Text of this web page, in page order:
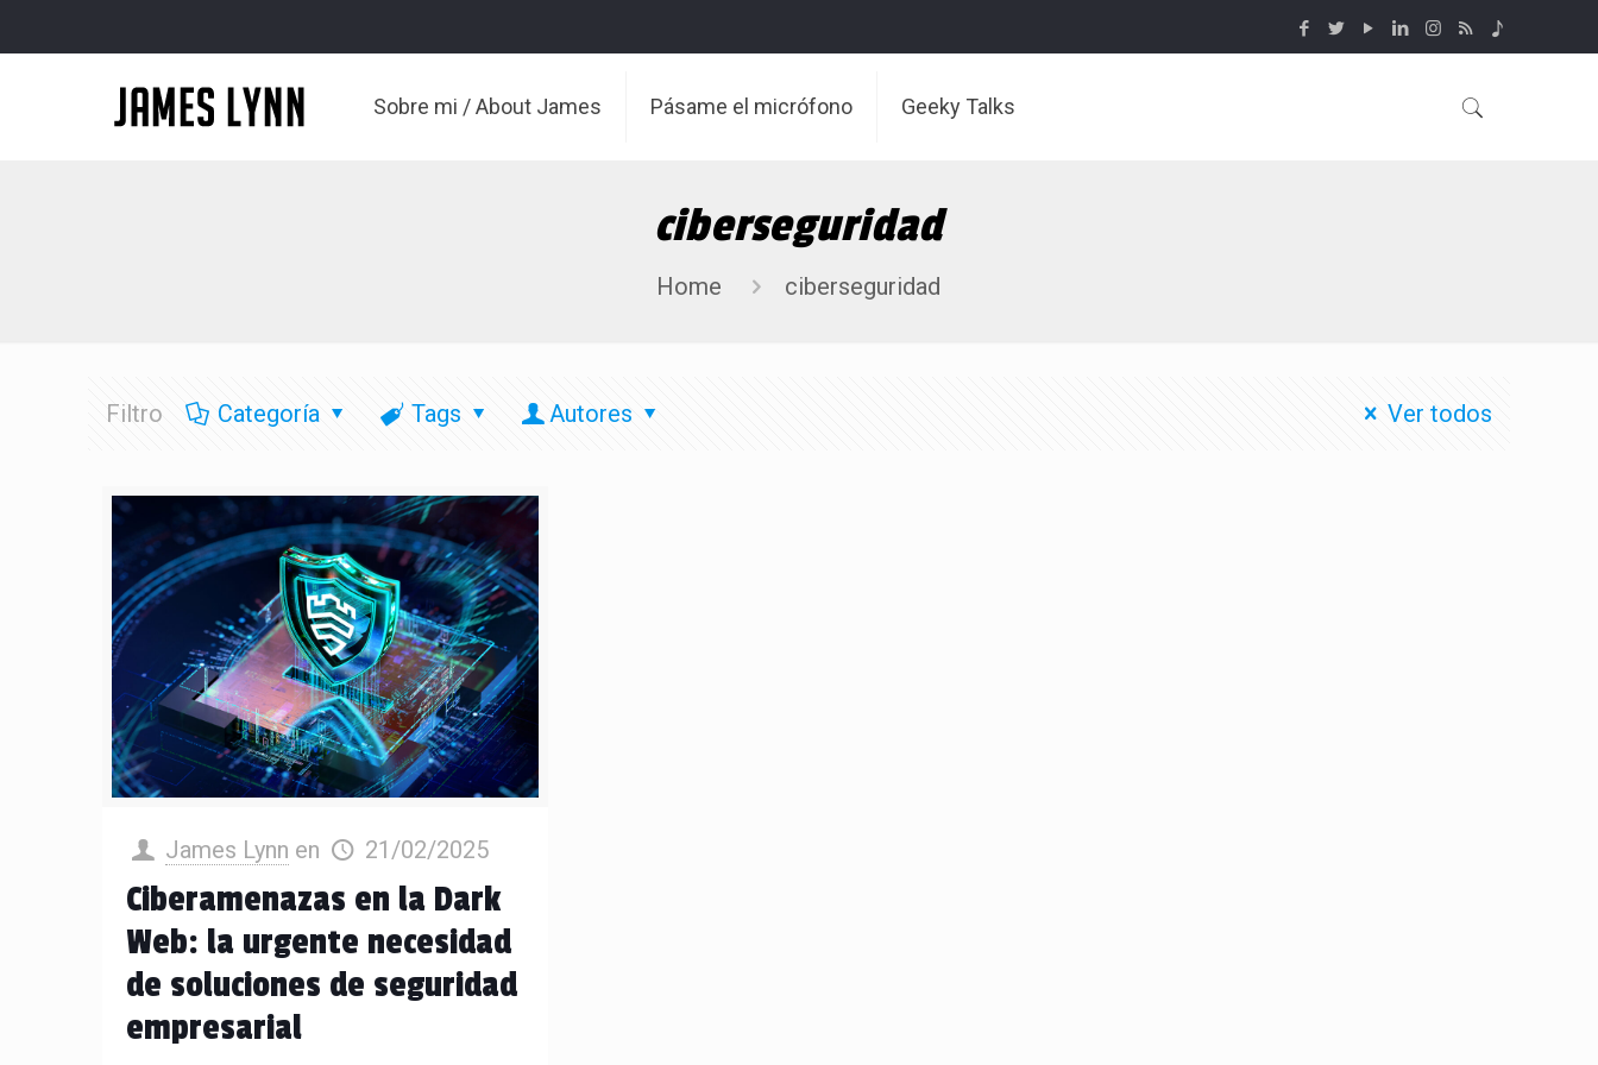
Sobre mi / About James Pásame el micrófono Geeky Talks
ciberseguridad
Home ciberseguridad
Filtro Categoría Tags Autores Ver todos
James Lynn en 21/02/2025
Ciberamenazas en la Dark
Web: la urgente necesidad
de soluciones de seguridad
empresarial